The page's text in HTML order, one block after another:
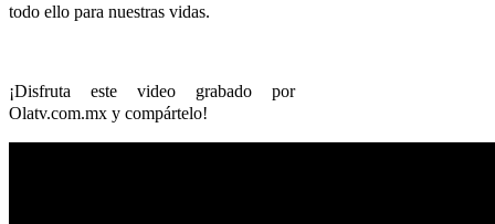
todo ello para nuestras vidas.
¡Disfruta este video grabado por
Olatv.com.mx y compártelo!